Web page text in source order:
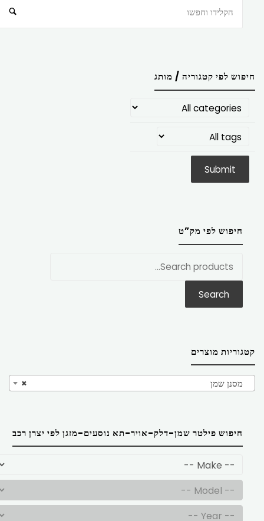
חיפוש לפי קטגוריה / מותג
חיפוש לפי מק”ט
Search
קטגוריות מוצרים
× מסנן שמן
חיפוש פילטר שמן-דלק-אויר-תא נוסעים-מזגן לפי יצרן רכב